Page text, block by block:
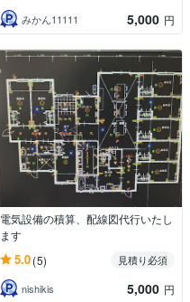
みかん11111 5,000 円
電気設備の積算、配線図代行いたし
ます
5.0(5)
見積り必須
nishikis
5,000 円